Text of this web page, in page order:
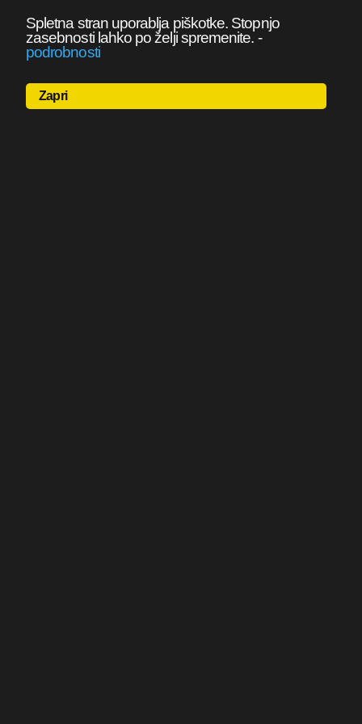
Spletna stran uporablja piškotke. Stopnjo
zasebnosti lahko po želji spremenite. -
podrobnosti
Zapri